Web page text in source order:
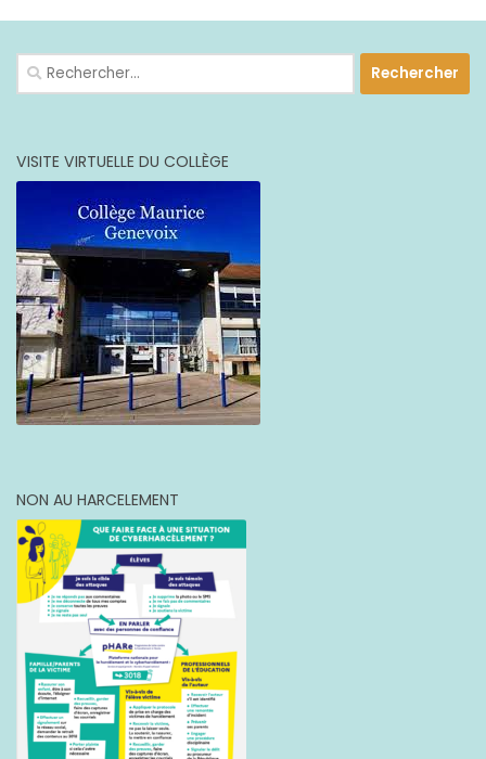
Rechercher :
VISITE VIRTUELLE DU COLLÈGE
NON AU HARCELEMENT